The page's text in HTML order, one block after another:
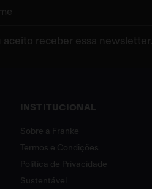
aceito receber essa newsletter.
INSTITUCIONAL
Sobre a Franke
Termos e Condições
Política de Privacidade
Sustentável